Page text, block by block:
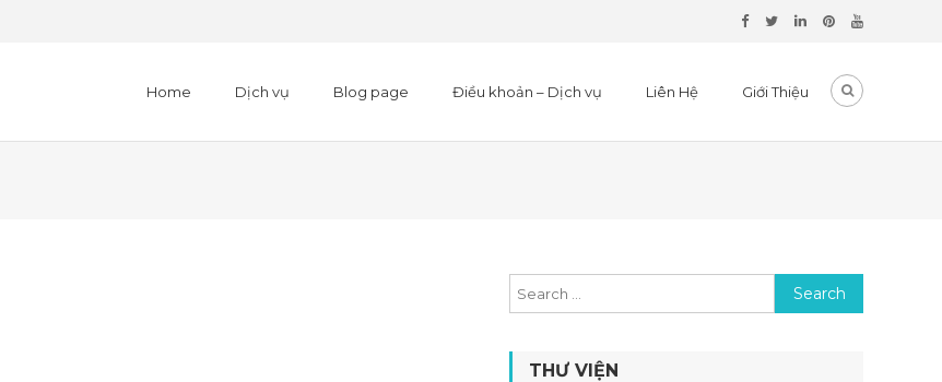
Home Dịch vụ Blog page Điều khoản – Dịch vụ Liên Hệ Giới Thiệu
Search for:
THƯ VIỆN